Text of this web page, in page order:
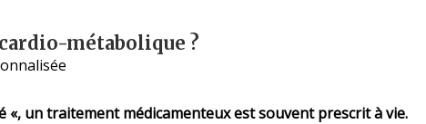
métabolique ?
«, un traitement médicamenteux est souvent prescrit à vie.